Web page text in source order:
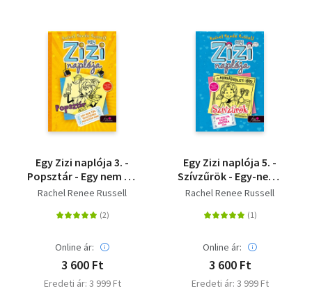
Egy Zizi naplója 3. -
Popsztár - Egy nem túl
tehetséges popsztár
Rachel Renee Russell
Online ár:
3 600 Ft
Eredeti ár: 3 999 Ft
Egy Zizi naplója 5. -
Szívzűrök - Egy-nem-
túl eszes okoska meséi
Rachel Renee Russell
Online ár:
3 600 Ft
Eredeti ár: 3 999 Ft